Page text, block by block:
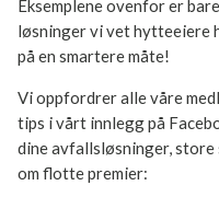
lenger unna, og dermed
søppel, og det har i tillegg
vi møtes og slår av en prat."
Bli med på
Eksemplene ovenfor er
løsninger vi vet hytteeiere